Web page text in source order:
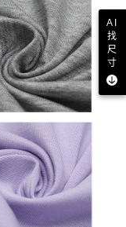
AI
找
尺
寸